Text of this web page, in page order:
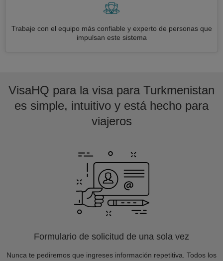
Trabaje con el equipo más confiable y experto de personas que
impulsan este sistema
VisaHQ para la visa para Turkmenistan
es simple, intuitivo y está hecho para
viajeros
Formulario de solicitud de una sola vez
Nunca te pediremos que ingreses información repetitiva. Todos los